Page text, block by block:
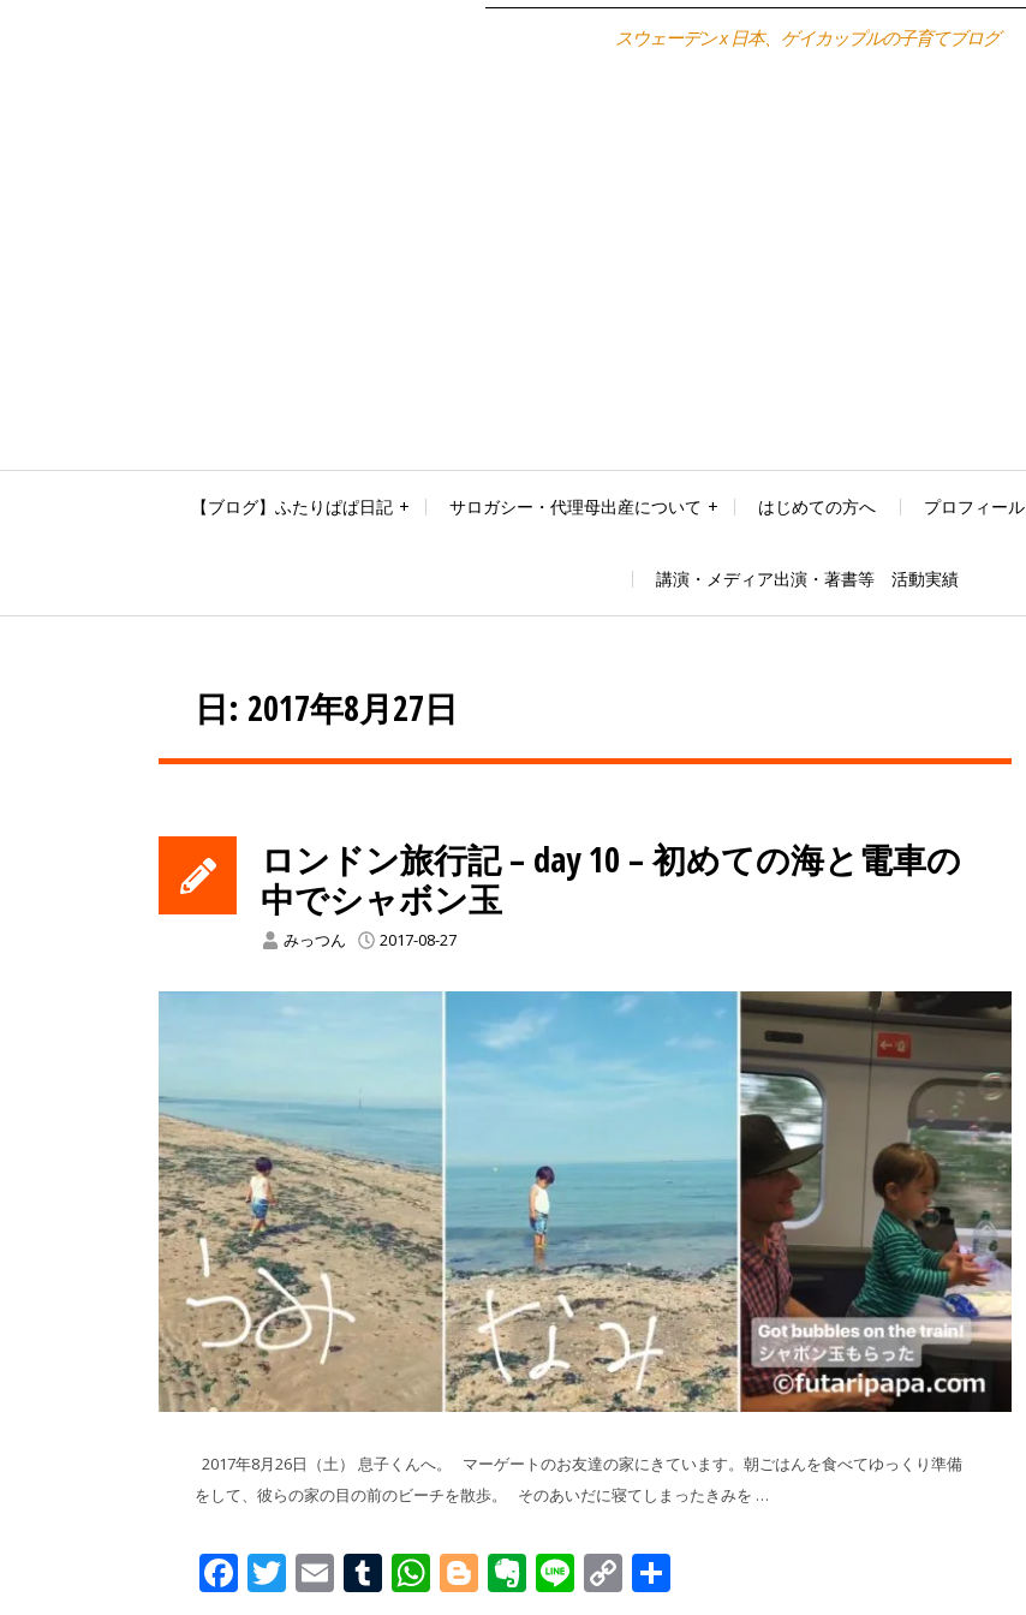
スウェーデン x 日本、ゲイカップルの子育てブログ
【ブログ】ふたりぱぱ日記 サロガシー・代理母出産について はじめての方へ プロフィール
講演・メディア出演・著書等 活動実績
日: 2017年8月27日
ロンドン旅行記 – day 10 – 初めての海と電車の
中でシャボン玉
みっつん 2017-08-27
2017年8月26日（土） 息子くんへ。 マーゲートのお友達の家にきています。朝ごはんを食べてゆっくり準備
をして、彼らの家の目の前のビーチを散歩。 そのあいだに寝てしまったきみを …
Facebook
Twitter
EmailTumblr
WhatsApp
Blogger
Evernote
LineCopy